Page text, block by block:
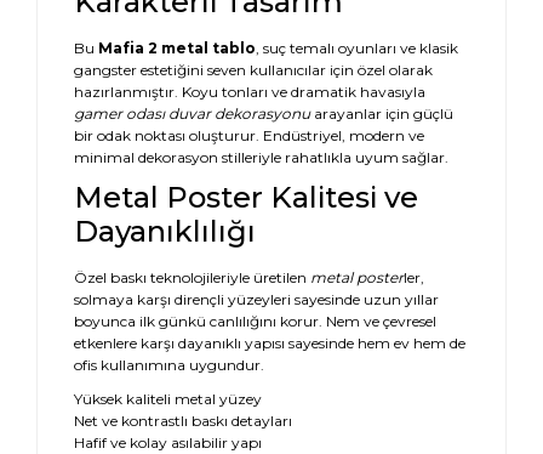
Bu Mafia 2 metal tablo, suç temalı oyunları ve klasik
gangster estetiğini seven kullanıcılar için özel olarak
hazırlanmıştır. Koyu tonları ve dramatik havasıyla
gamer odası duvar dekorasyonuarayanlar için güçlü
bir odak noktası oluşturur. Endüstriyel, modern ve
minimal dekorasyon stilleriyle rahatlıkla uyum sağlar.
Metal Poster Kalitesi ve
Dayanıklılığı
Özel baskı teknolojileriyle üretilen metal posterler,
solmaya karşı dirençli yüzeyleri sayesinde uzun yıllar
boyunca ilk günkü canlılığını korur. Nem ve çevresel
etkenlere karşı dayanıklı yapısı sayesinde hem ev hem de
ofis kullanımına uygundur.
Yüksek kaliteli metal yüzey
Net ve kontrastlı baskı detayları
Hafif ve kolay asılabilir yapı